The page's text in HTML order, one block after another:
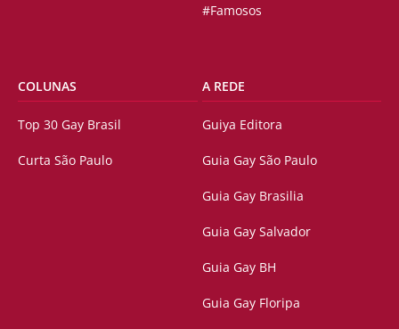
#Famosos
COLUNAS
Top 30 Gay Brasil
Curta São Paulo
A REDE
Guiya Editora
Guia Gay São Paulo
Guia Gay Brasilia
Guia Gay Salvador
Guia Gay BH
Guia Gay Floripa